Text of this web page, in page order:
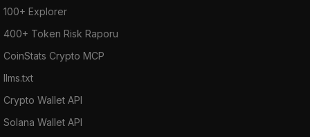
100+ Explorer
400+ Token Risk Raporu
CoinStats Crypto MCP
llms.txt
Crypto Wallet API
Solana Wallet API